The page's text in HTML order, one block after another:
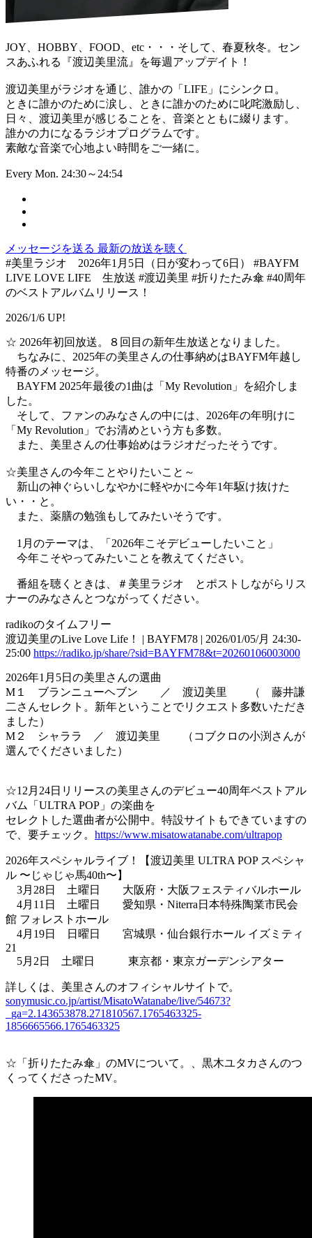
JOY、HOBBY、FOOD、etc・・・そして、春夏秋冬。セン
スあふれる『渡辺美里流』を毎週アップデイト！
渡辺美里がラジオを通じ、誰かの「LIFE」にシンクロ。
ときに誰かのために涙し、ときに誰かのために叱咤激励し、
日々、渡辺美里が感じることを、音楽とともに綴ります。
誰かの力になるラジオプログラムです。
素敵な音楽で心地よい時間をご一緒に。
Every Mon. 24:30～24:54
メッセージを送る 最新の放送を聴く
#美里ラジオ 2026年1月5日（日が変わって6日） #BAYFM
LIVE LOVE LIFE 生放送 #渡辺美里 #折りたたみ傘 #40周年
のベストアルバムリリース！
2026/1/6 UP!
☆ 2026年初回放送。８回目の新年生放送となりました。
ちなみに、2025年の美里さんの仕事納めはBAYFM年越し
特番のメッセージ。
BAYFM 2025年最後の1曲は「My Revolution」を紹介しま
した。
そして、ファンのみなさんの中には、2026年の年明けに
「My Revolution」でお清めという方も多数。
また、美里さんの仕事始めはラジオだったそうです。
☆美里さんの今年ことやりたいこと～
新山の神ぐらいしなやかに軽やかに今年1年駆け抜けた
い・・と。
また、薬膳の勉強もしてみたいそうです。
1月のテーマは、「2026年こそデビューしたいこと」
今年こそやってみたいことを教えてください。
番組を聴くときは、＃美里ラジオ とポストしながらリス
ナーのみなさんとつながってください。
radikoのタイムフリー
渡辺美里のLive Love Life！ | BAYFM78 | 2026/01/05/月 24:30-
25:00 https://radiko.jp/share/?sid=BAYFM78&t=20260106003000
2026年1月5日の美里さんの選曲
M１ ブランニューヘブン ／ 渡辺美里 （ 藤井謙
二さんセレクト。新年ということでリクエスト多数いただき
ました）
M２ シャララ ／ 渡辺美里 （コブクロの小渕さんが
選んでくださいました）
☆12月24日リリースの美里さんのデビュー40周年ベストアル
バム「ULTRA POP」の楽曲を
セレクトした選曲者が公開中。特設サイトもできていますの
で、要チェック。 https://www.misatowatanabe.com/ultrapop
2026年スペシャルライブ！【渡辺美里 ULTRA POP スペシャ
ル 〜じゃじゃ馬40th〜】
3月28日 土曜日 大阪府・大阪フェスティバルホール
4月11日 土曜日 愛知県・Niterra日本特殊陶業市民会
館 フォレストホール
4月19日 日曜日 宮城県・仙台銀行ホール イズミティ
21
5月2日 土曜日 東京都・東京ガーデンシアター
詳しくは、美里さんのオフィシャルサイトで。
sonymusic.co.jp/artist/MisatoWatanabe/live/54673?
_ga=2.143653878.271810567.1765463325-
1856665566.1765463325
☆「折りたたみ傘」のMVについて。、黒木ユタカさんのつ
くってくださったMV。